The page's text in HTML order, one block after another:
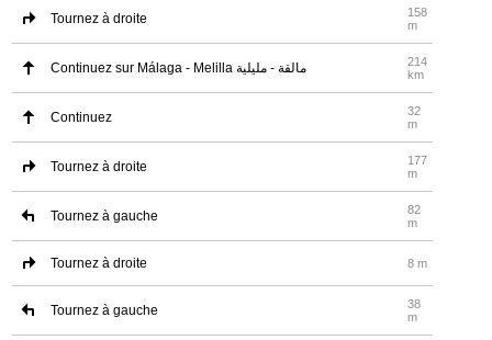
Tournez à droite
158
m
Continuez sur Málaga - Melilla مالقة - مليلية
214
km
Continuez
32
m
Tournez à droite
177
m
Tournez à gauche
82
m
Tournez à droite 8 m
Tournez à gauche
38
m